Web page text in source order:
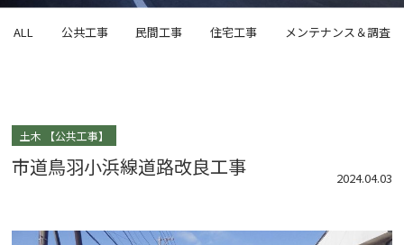
ALL 公共工事 民間工事 住宅工事 メンテナンス＆調査
土木 公共工事
市道鳥羽小浜線道路改良工事 2024.04.03